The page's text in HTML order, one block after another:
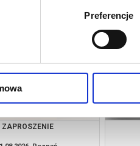
Preferencje
kup bilet
ZAPROSZENIE